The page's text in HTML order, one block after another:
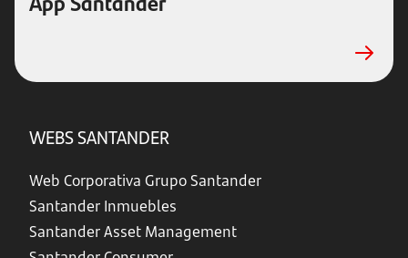
WEBS SANTANDER
Web Corporativa Grupo Santander
Santander Inmuebles
Santander Asset Management